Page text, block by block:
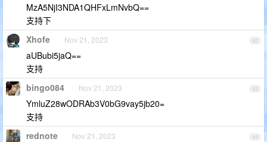
MzA5NjI3NDA1QHFxLmNvbQ==
支持下
42
Xhofe Nov 21, 2023
aUBubi5jaQ==
支持
43
bingo084 Nov 21, 2023
YmluZ28wODRAb3V0bG9vay5jb20=
支持
44
rednote Nov 21, 2023